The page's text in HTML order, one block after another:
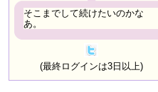
そこまでして続けたいのかな
あ。
(最終ログインは3日以上)